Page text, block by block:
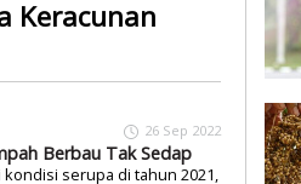
Keracunan
26 Sep 2022
Berbau Tak Sedap
kondisi serupa di tahun 2021,